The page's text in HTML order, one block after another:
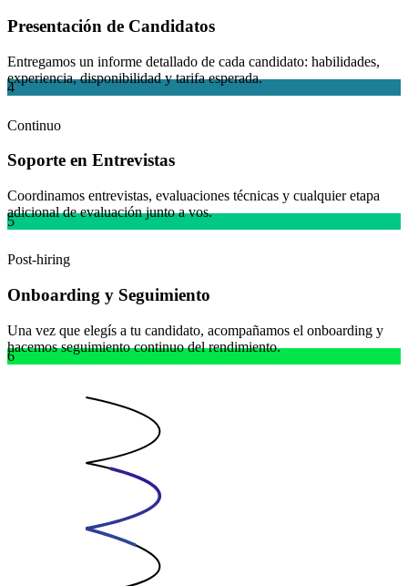
Presentación de Candidatos
Entregamos un informe detallado de cada candidato: habilidades,
experiencia, disponibilidad y tarifa esperada.
4
Continuo
Soporte en Entrevistas
Coordinamos entrevistas, evaluaciones técnicas y cualquier etapa
adicional de evaluación junto a vos.
5
Post-hiring
Onboarding y Seguimiento
Una vez que elegís a tu candidato, acompañamos el onboarding y
hacemos seguimiento continuo del rendimiento.
6